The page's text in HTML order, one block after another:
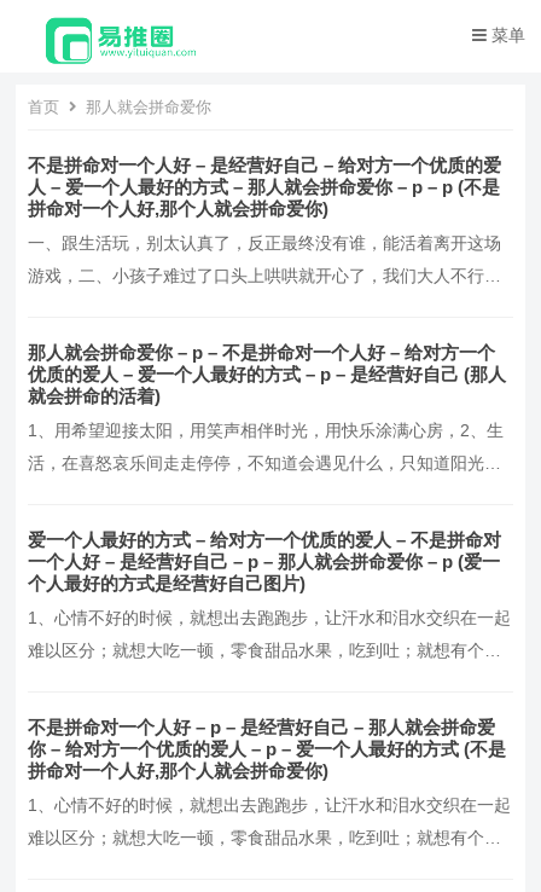
菜单
首页 那人就会拼命爱你
不是拼命对一个人好 – 是经营好自己 – 给对方一个优质的爱
人 – 爱一个人最好的方式 – 那人就会拼命爱你 – p – p (不是
拼命对一个人好,那个人就会拼命爱你)
一、跟生活玩，别太认真了，反正最终没有谁，能活着离开这场
游戏，二、小孩子难过了口头上哄哄就开心了，我们大人不行，
潜规则，不主动就是答案，没有回应就等于拒绝，这世界上没有
人忙到一天不回复你的消息，四、目前的状态是，实在乐观不起
来，也没有勇气破罐破摔，光是维持现状就已经消耗了我全部
的…。
那人就会拼命爱你 – p – 不是拼命对一个人好 – 给对方一个
优质的爱人 – 爱一个人最好的方式 – p – 是经营好自己 (那人
就会拼命的活着)
1、用希望迎接太阳，用笑声相伴时光，用快乐涂满心房，2、生
活，在喜怒哀乐间走走停停，不知道会遇见什么，只知道阳光这
慕谁，不讨好谁，默默努力，活成自己想要的模样！4、这个世界
并不完美，但却从未失去它的温暖与美好，5、我们要做的，就是
报世界以温柔，做一个懂得感恩与回馈的人，6、愿你…。
爱一个人最好的方式 – 给对方一个优质的爱人 – 不是拼命对
一个人好 – 是经营好自己 – p – 那人就会拼命爱你 – p (爱一
个人最好的方式是经营好自己图片)
1、心情不好的时候，就想出去跑跑步，让汗水和泪水交织在一起
难以区分；就想大吃一顿，零食甜品水果，吃到吐；就想有个人
情不好的时候，说不上来的失落，道不明白的难过，理不清楚的
交错，谁行谁不行，患难见真情，同甘共苦你不陪，荣华富贵你
是谁，3、心情反反复复，感情似有若无，我真的很累很累…。
不是拼命对一个人好 – p – 是经营好自己 – 那人就会拼命爱
你 – 给对方一个优质的爱人 – p – 爱一个人最好的方式 (不是
拼命对一个人好,那个人就会拼命爱你)
1、心情不好的时候，就想出去跑跑步，让汗水和泪水交织在一起
难以区分；就想大吃一顿，零食甜品水果，吃到吐；就想有个人